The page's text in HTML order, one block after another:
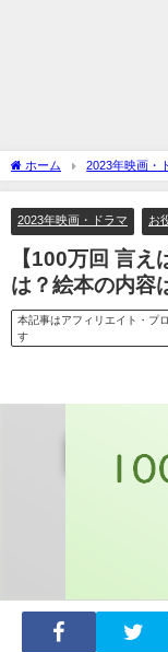
ホーム 2023年映画・
前は？絵本の内容は？
2023年映画・ドラマ お
【100万回 言
は？絵本の内容
本記事はアフィリエイト・プ
す